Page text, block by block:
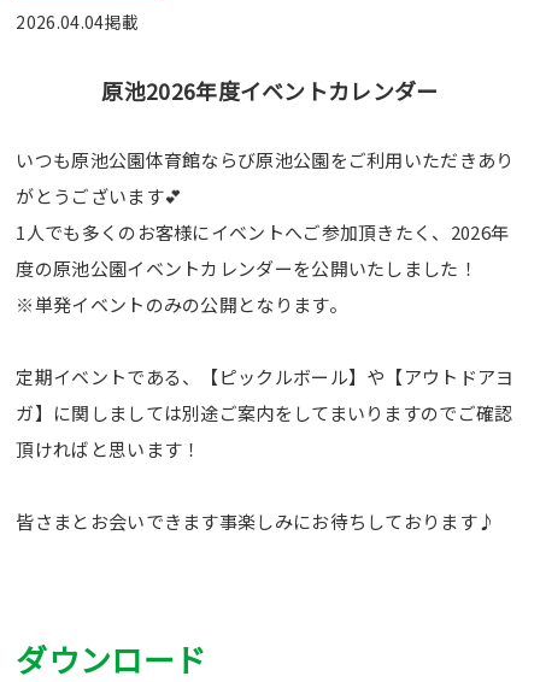
2026.04.04掲載
原池2026年度イベントカレンダー
いつも原池公園体育館ならび原池公園をご利用いただきあり
がとうございます💕
1人でも多くのお客様にイベントへご参加頂きたく、2026年
度の原池公園イベントカレンダーを公開いたしました！
※単発イベントのみの公開となります。
定期イベントである、【ピックルボール】や【アウトドアヨ
ガ】に関しましては別途ご案内をしてまいりますのでご確認
頂ければと思います！
皆さまとお会いできます事楽しみにお待ちしております♪
ダウンロード